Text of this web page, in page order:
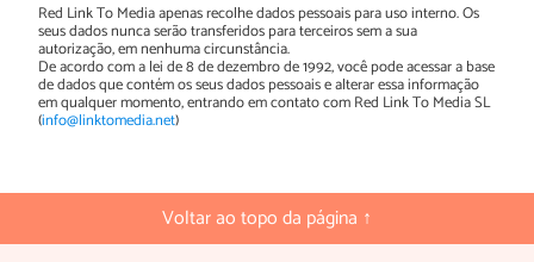
Red Link To Media apenas recolhe dados pessoais para uso interno. Os
seus dados nunca serão transferidos para terceiros sem a sua
autorização, em nenhuma circunstância.
De acordo com a lei de 8 de dezembro de 1992, você pode acessar a base
de dados que contém os seus dados pessoais e alterar essa informação
em qualquer momento, entrando em contato com Red Link To Media SL
(info@linktomedia.net)
Voltar ao topo da página ↑